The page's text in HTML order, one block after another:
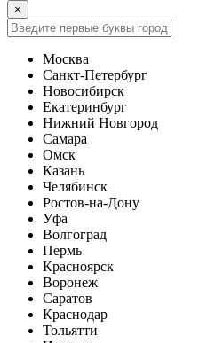
×
Москва
Санкт-Петербург
Новосибирск
Екатеринбург
Нижний Новгород
Самара
Омск
Казань
Челябинск
Ростов-на-Дону
Уфа
Волгоград
Пермь
Красноярск
Воронеж
Саратов
Краснодар
Тольятти